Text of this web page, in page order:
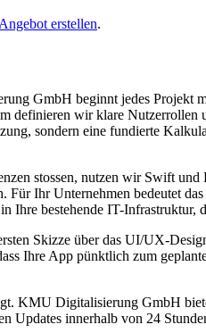
erstellen.
GmbH beginnt jedes Projekt
definieren wir klare
sondern eine fundierte
stossen, nutzen wir Swift
Ihr Unternehmen bedeutet
Ihre bestehende IT-Infrastruktur,
Skizze über das UI/UX-
Ihre App pünktlich zum
KMU Digitalisierung GmbH
Updates innerhalb von 24